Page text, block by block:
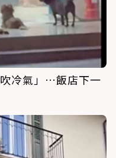
冷氣」…飯店下一